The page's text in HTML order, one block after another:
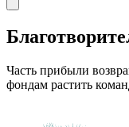
Часть прибыли
фондам растить